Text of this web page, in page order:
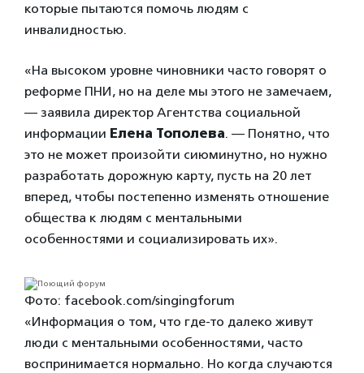
которые пытаются помочь людям с
инвалидностью.
«На высоком уровне чиновники часто говорят о
реформе ПНИ, но на деле мы этого не замечаем,
— заявила директор Агентства социальной
информации Елена Тополева. — Понятно, что
это не может произойти сиюминутно, но нужно
разработать дорожную карту, пусть на 20 лет
вперед, чтобы постепенно изменять отношение
общества к людям с ментальными
особенностями и социализировать их».
Фото: facebook.com/singingforum
«Информация о том, что где-то далеко живут
люди с ментальными особенностями, часто
воспринимается нормально. Но когда случаются